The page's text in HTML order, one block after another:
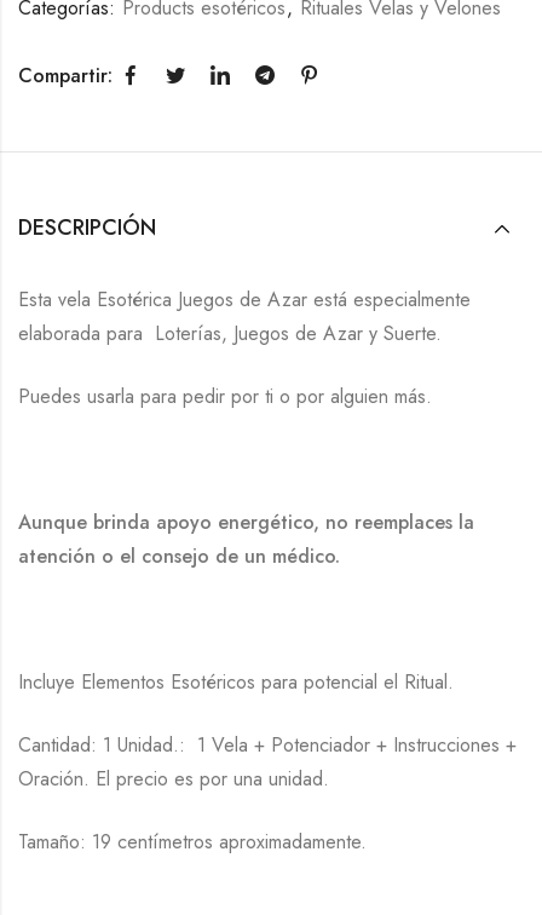
Categorías: Products esotéricos, Rituales Velas y Velones
Compartir:
DESCRIPCIÓN
Esta vela Esotérica Juegos de Azar está especialmente
elaborada para Loterías, Juegos de Azar y Suerte.
Puedes usarla para pedir por ti o por alguien más.
Aunque brinda apoyo energético, no reemplaces la
atención o el consejo de un médico.
Incluye Elementos Esotéricos para potencial el Ritual.
Cantidad: 1 Unidad.: 1 Vela + Potenciador + Instrucciones +
Oración. El precio es por una unidad.
Tamaño: 19 centímetros aproximadamente.